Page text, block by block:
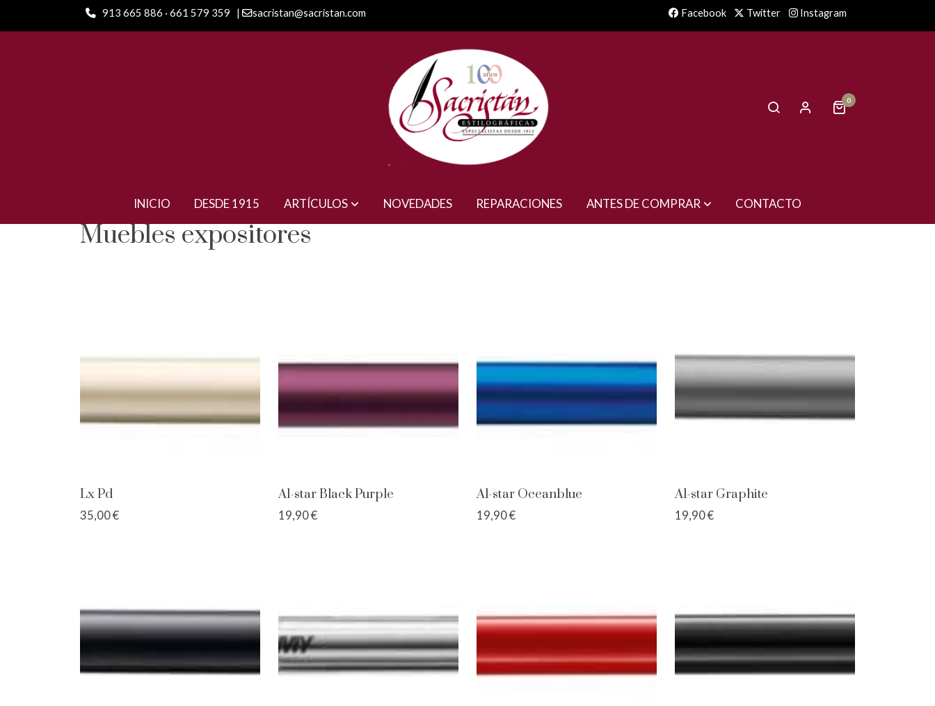
913 665 886 · 661 579 359 | sacristan@sacristan.com Facebook Twitter Instagram
0
INICIO DESDE 1915 ARTÍCULOS NOVEDADES REPARACIONES ANTES DE COMPRAR CONTACTO
Muebles expositores
Lx Pd
35,00 €
Al-star Black Purple
19,90 €
Al-star Oceanblue
19,90 €
Al-star Graphite
19,90 €